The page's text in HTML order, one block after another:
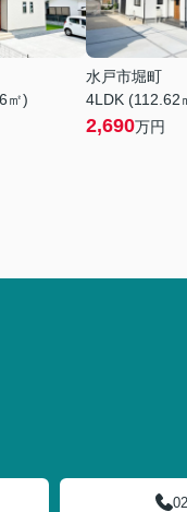
㎡)
水戸市堀町
4LDK (112.62
2,690万円